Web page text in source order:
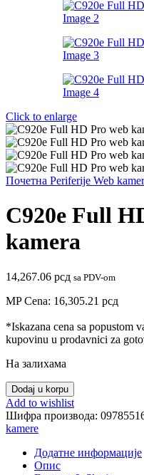
Click to enlarge
Почетна Periferije Web
C920e Full
kamera
14,267.06 рсд sa PDV-om
MP Cena: 16,305.21 рсд
*Iskazana cena sa popustom
kupovinu u prodavnici za
На залихама
C920e
Full
HD
Pro
kamera
количина
Dodaj u korpu
Add to wishlist
Шифра производа:
kamere
Додатне информације
Опис